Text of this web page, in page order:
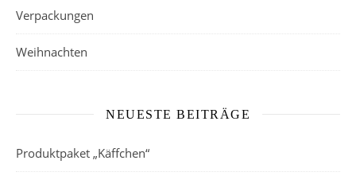
Verpackungen
Weihnachten
NEUESTE BEITRÄGE
Produktpaket „Käffchen“